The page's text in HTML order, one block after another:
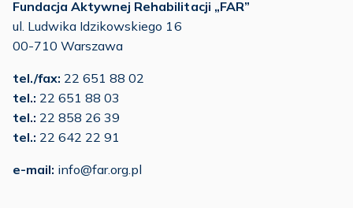
Fundacja Aktywnej Rehabilitacji „FAR”
ul. Ludwika Idzikowskiego 16
00-710 Warszawa
tel./fax: 22 651 88 02
tel.: 22 651 88 03
tel.: 22 858 26 39
tel.: 22 642 22 91
e-mail: info@far.org.pl